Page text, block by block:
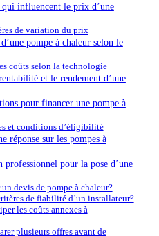
qui influencent le prix d’une
de variation du prix
pompe à chaleur selon le
coûts selon la technologie
et le rendement d’une
pour financer une pompe à
et conditions d’éligibilité
réponse sur les pompes à
pour la pose d’une
devis de pompe à chaleur?
de fiabilité d’un installateur?
les coûts annexes à
plusieurs offres avant de